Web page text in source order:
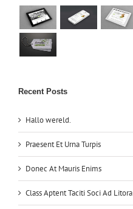
Recent Posts
Hallo wereld.
Praesent Et Urna Turpis
Donec At Mauris Enims
Class Aptent Taciti Soci Ad Litora